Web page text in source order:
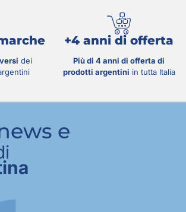
dei
+4 anni di offerta
Più di 4 anni di offerta di
prodotti argentini in tutta Italia
e